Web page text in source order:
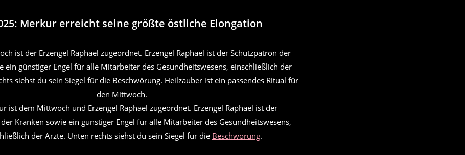
Merkur erreicht seine größte östliche Elongation
ist dem Mittwoch und Erzengel Raphael zugeordnet. Erzengel Raphael ist der
Kranken sowie ein günstiger Engel für alle Mitarbeiter des Gesundheitswesens,
der Ärzte. Unten rechts siehst du sein Siegel für die Beschwörung.